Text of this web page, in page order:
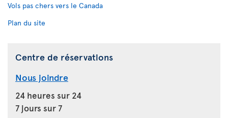
Vols pas chers vers le Canada
Plan du site
Centre de réservations
Nous joindre
24 heures sur 24
7 jours sur 7